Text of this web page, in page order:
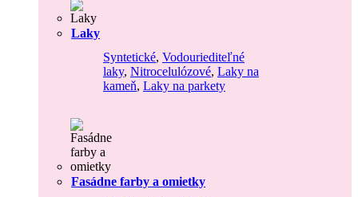
Laky
Syntetické, Vodouriediteľné
laky, Nitrocelulózové, Laky na
kameň, Laky na parkety
Fasádne farby a omietky